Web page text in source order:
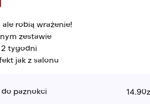
robią wrażenie!
zestawie
tygodni
jak z salonu
do paznokci 14.90